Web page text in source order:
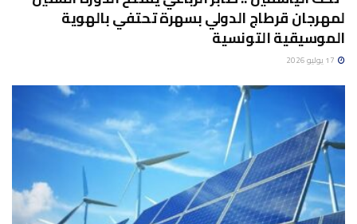
لمهرجان قرطاج الدولي بسهرة تحتفي بالهوية
الموسيقية التونسية